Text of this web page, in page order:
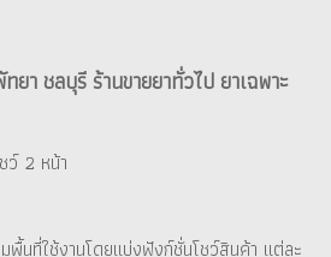
า ชลบุรี ร้านขายยาทั่วไป ยาเฉพาะ
ว์ 2 หน้า
พื้นที่ใช้งานโดยแบ่งฟังก์ชั่นโชว์สินค้า แต่ละ